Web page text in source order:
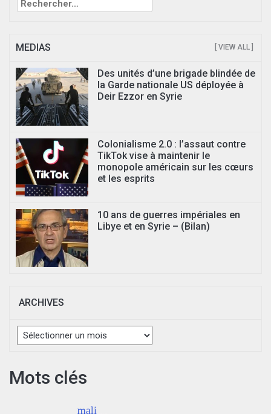
MEDIAS [ VIEW ALL ]
Des unités d’une brigade blindée de
la Garde nationale US déployée à
Deir Ezzor en Syrie
Colonialisme 2.0 : l’assaut contre
TikTok vise à maintenir le
monopole américain sur les cœurs
et les esprits
10 ans de guerres impériales en
Libye et en Syrie – (Bilan)
ARCHIVES
Archives
Mots clés